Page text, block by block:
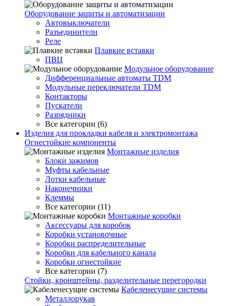
Оборудование защиты и автоматизации
Автовыключатели
Разъединители
Реле
Плавкие вставки
ПВЦ
Модульное оборудование
Дифференциальные автоматы TDM
Модульные переключатели TDM
Контакторы
Пускатели
Разрядники
Все категории (6)
Изделия для прокладки кабеля и электромонтажа
Огнестойкие компоненты
Монтажные изделия
Блоки зажимов
Муфты кабельные
Лотки кабельные
Наконечники
Клеммы
Все категории (11)
Монтажные коробки
Аксессуары для коробок
Коробки установочные
Коробки распределительные
Коробки для кабельного канала
Коробки огнестойкие
Все категории (7)
Стойки, кронштейны, разделительные перегородки
Кабеленесущие системы
Металлорукав